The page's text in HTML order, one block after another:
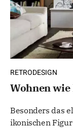
RETRODESIGN
Wohnen
Besonders das
ikonischen